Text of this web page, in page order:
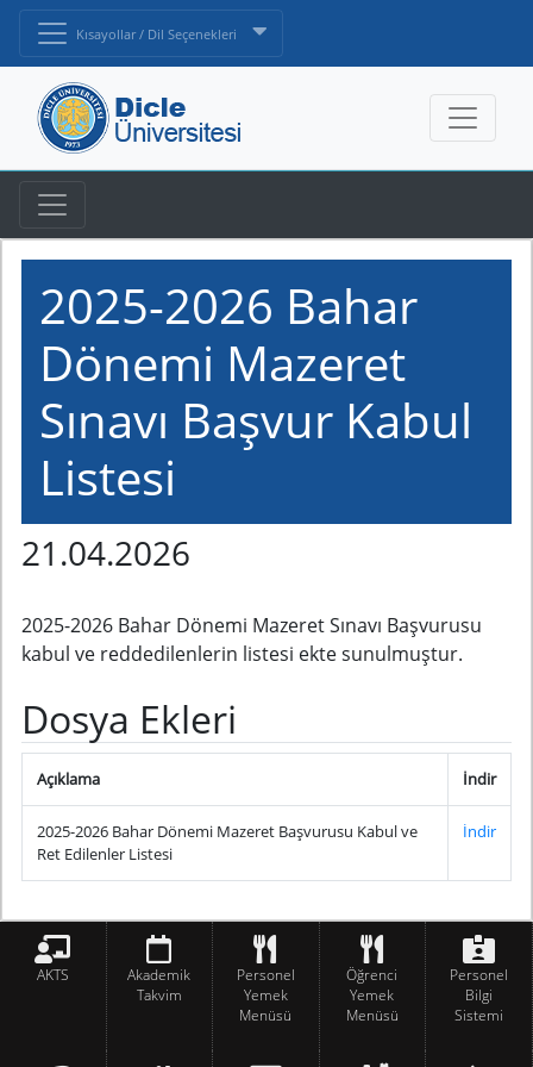
Kısayollar / Dil Seçenekleri
2025-2026 Bahar
Dönemi Mazeret
Sınavı Başvur Kabul
Listesi
21.04.2026
2025-2026 Bahar Dönemi Mazeret Sınavı Başvurusu
kabul ve reddedilenlerin listesi ekte sunulmuştur.
Dosya Ekleri
Açıklama İndir
2025-2026 Bahar Dönemi Mazeret Başvurusu Kabul ve
Ret Edilenler Listesi
İndir
AKTS
Akademik
Takvim
Personel
Yemek
Menüsü
Öğrenci
Yemek
Menüsü
Personel
Bilgi
Sistemi